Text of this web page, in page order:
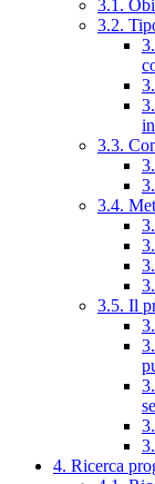
3.1.
3.2.
3.3.
3.4.
3.5. Il
4. Ricerca